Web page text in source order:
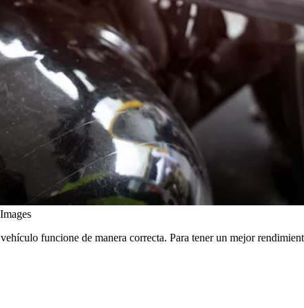
funcione de manera correcta. Para tener un mejor